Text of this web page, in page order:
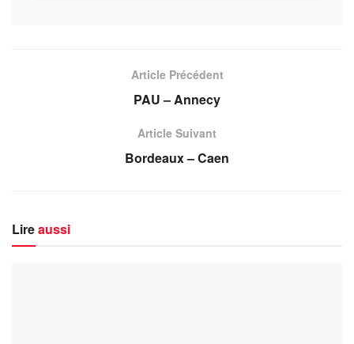
Article Précédent
PAU – Annecy
Article Suivant
Bordeaux – Caen
Lireaussi